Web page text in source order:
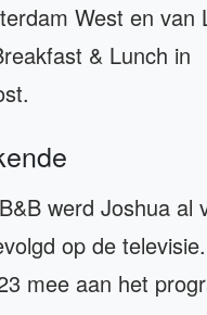
West en van
& Lunch in
werd Joshua al
op de
mee aan het